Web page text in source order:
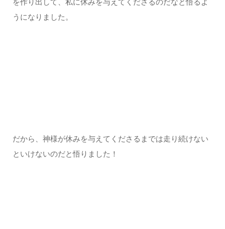
を作り出して、私に休みを与えてくださるのだなと悟るよ
うになりました。
だから、神様が休みを与えてくださるまでは走り続けない
といけないのだと悟りました！